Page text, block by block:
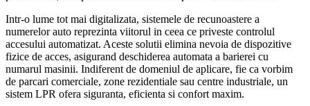
Intr-o lume tot mai digitalizata, sistemele de recunoastere a
numerelor auto reprezinta viitorul in ceea ce priveste controlul
accesului automatizat. Aceste solutii elimina nevoia de dispozitive
fizice de acces, asigurand deschiderea automata a barierei cu
numarul masinii. Indiferent de domeniul de aplicare, fie ca vorbim
de parcari comerciale, zone rezidentiale sau centre industriale, un
sistem LPR ofera siguranta, eficienta si confort maxim.